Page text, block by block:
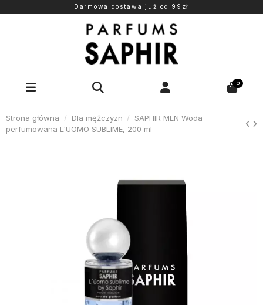
Darmowa dostawa już od 99zł
0
Strona główna Dla mężczyzn
SAPHIR MEN Woda
perfumowana L'UOMO SUBLIME, 200 ml